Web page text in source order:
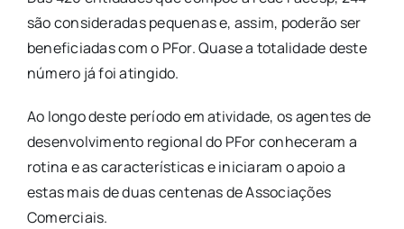
são consideradas pequenas e, assim, poderão ser
beneficiadas com o PFor. Quase a totalidade deste
número já foi atingido.
Ao longo deste período em atividade, os agentes de
desenvolvimento regional do PFor conheceram a
rotina e as características e iniciaram o apoio a
estas mais de duas centenas de Associações
Comerciais.